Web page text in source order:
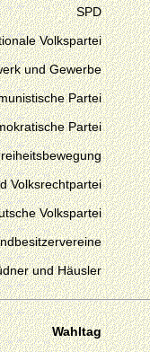
SPD
Volkspartei
und Gewerbe
Partei
Partei
Volksrechtpartei
Volkspartei
und Häusler
Wahltag